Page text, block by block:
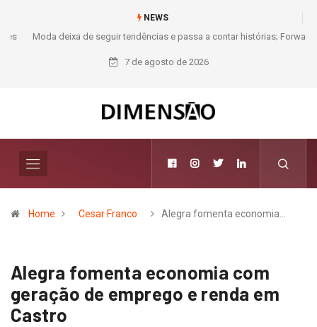
NEWS
Moda deixa de seguir tendências e passa a contar histórias; Forward
aposta na curadoria como novo luxo
7 de agosto de 2026
Home Cesar Franco Alegra fomenta economia…
Alegra fomenta economia com
geração de emprego e renda em
Castro